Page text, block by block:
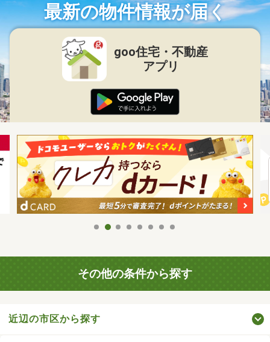
最新の物件情報が届く
goo住宅・不動産
アプリ
その他の条件から探す
近辺の市区から探す